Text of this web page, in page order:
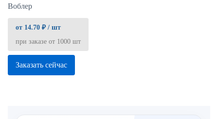
Воблер
от 14.70 ₽ / шт
при заказе от 1000 шт
Заказать сейчас